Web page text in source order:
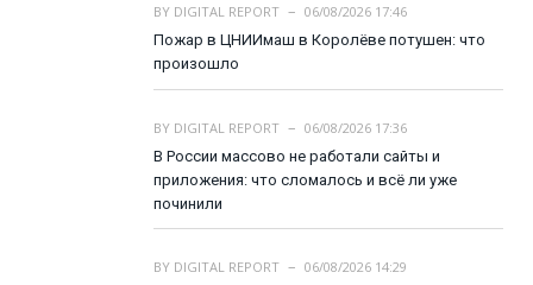
BY DIGITAL REPORT
06/08/2026 17:46
Пожар в ЦНИИмаш в Королёве потушен: что
произошло
BY DIGITAL REPORT
06/08/2026 17:36
В России массово не работали сайты и
приложения: что сломалось и всё ли уже
починили
BY DIGITAL REPORT
06/08/2026 14:29